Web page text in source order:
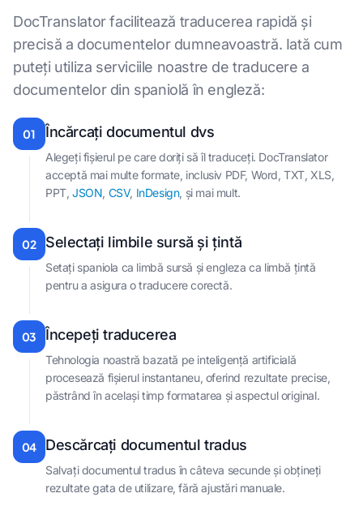
DocTranslator facilitează traducerea rapidă și
precisă a documentelor dumneavoastră. Iată cum
puteți utiliza serviciile noastre de traducere a
documentelor din spaniolă în engleză:
01 Încărcați documentul dvs
Alegeți fișierul pe care doriți să îl traduceți. DocTranslator
acceptă mai multe formate, inclusiv PDF, Word, TXT, XLS,
PPT, JSON, CSV, InDesign, și mai mult.
02 Selectați limbile sursă și țintă
Setați spaniola ca limbă sursă și engleza ca limbă țintă
pentru a asigura o traducere corectă.
03 Începeți traducerea
Tehnologia noastră bazată pe inteligență artificială
procesează fișierul instantaneu, oferind rezultate precise,
păstrând în același timp formatarea și aspectul original.
04 Descărcați documentul tradus
Salvați documentul tradus în câteva secunde și obțineți
rezultate gata de utilizare, fără ajustări manuale.